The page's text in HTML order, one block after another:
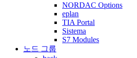
NORDAC Options
eplan
TIA Portal
Sistema
S7 Modules
노드 그룹